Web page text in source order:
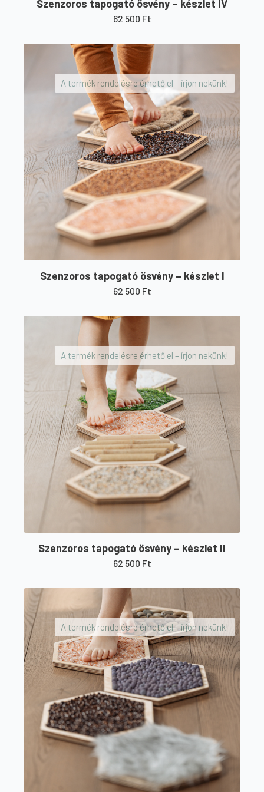
Szenzoros tapogató ösvény – készlet IV
62 500 Ft
A termék rendelésre érhető el – írjon nekünk!
Szenzoros tapogató ösvény – készlet I
62 500 Ft
A termék rendelésre érhető el – írjon nekünk!
Szenzoros tapogató ösvény – készlet II
62 500 Ft
A termék rendelésre érhető el – írjon nekünk!